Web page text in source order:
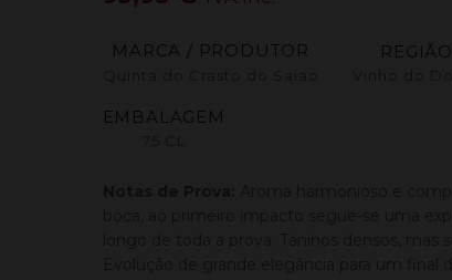
MARCA / PRODUTOR REGIÃO
EMBALAGEM